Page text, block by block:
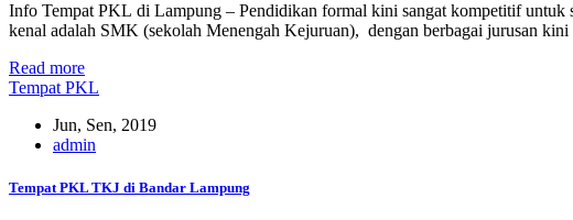
Info Tempat PKL di Lampung – Pendidikan formal kini sangat kompetitif untuk
kenal adalah SMK (sekolah Menengah Kejuruan), dengan berbagai jurusan
Read more
Tempat PKL
Jun, Sen, 2019
admin
Tempat PKL TKJ di Bandar Lampung